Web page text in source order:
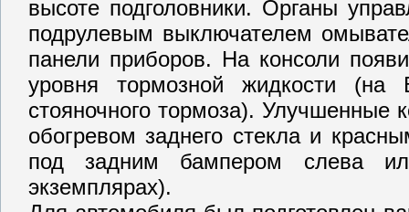
высоте подголовники. Органы
подрулевым выключателем
панели приборов. На консоли
уровня тормозной жидкости
стояночного тормоза). Улучшенные
обогревом заднего стекла и
под задним бампером слева
экземплярах).